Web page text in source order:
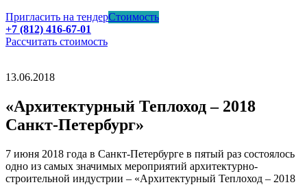
Пригласить на тендерСтоимость
+7 (812) 416-67-01
Рассчитать стоимость
13.06.2018
«Архитектурный Теплоход – 2018
Санкт-Петербург»
7 июня 2018 года в Санкт-Петербурге в пятый раз состоялось
одно из самых значимых мероприятий архитектурно-
строительной индустрии – «Архитектурный Теплоход – 2018